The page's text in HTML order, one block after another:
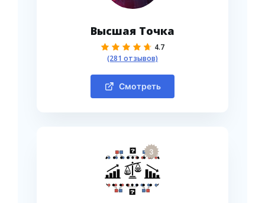
Высшая Точка
4.7
(281 отзывов)
Смотреть
3